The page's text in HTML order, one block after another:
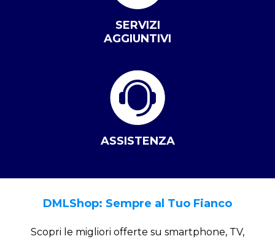
SERVIZI
AGGIUNTIVI
ASSISTENZA
DMLShop: Sempre al Tuo Fianco
Scopri le migliori offerte su smartphone, TV,